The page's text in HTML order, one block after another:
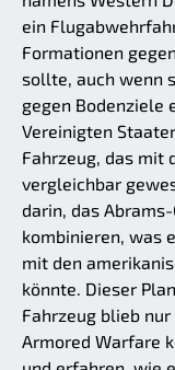
ein
Formationen
sollte, auch wenn
gegen Bodenziele
Vereinigten
Fahrzeug, das mit
vergleichbar
darin, das
kombinieren, was
mit den
könnte. Dieser
Fahrzeug blieb
Armored Warfare